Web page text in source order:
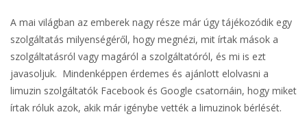
A mai világban az emberek nagy része már úgy tájékozódik egy
szolgáltatás milyenségéről, hogy megnézi, mit írtak mások a
szolgáltatásról vagy magáról a szolgáltatóról, és mi is ezt
javasoljuk. Mindenképpen érdemes és ajánlott elolvasni a
limuzin szolgáltatók Facebook és Google csatornáin, hogy miket
írtak róluk azok, akik már igénybe vették a limuzinok bérlését.